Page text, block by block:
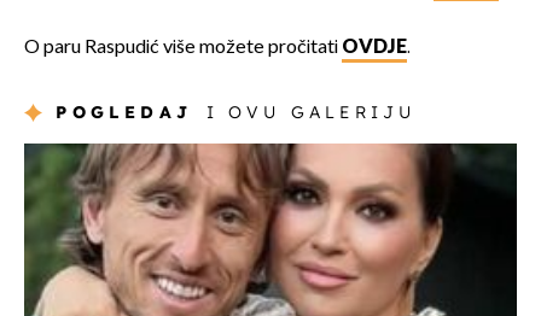
O paru Raspudić više možete pročitati OVDJE.
POGLEDAJ I OVU GALERIJU